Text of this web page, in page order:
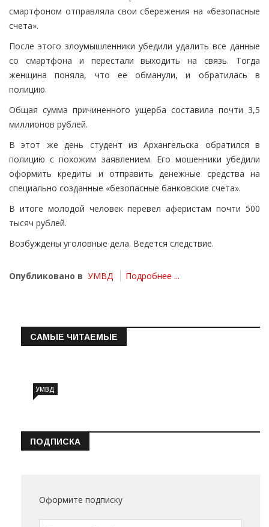
смартфоном отправляла свои сбережения на «безопасные
счета».
После этого злоумышленники убедили удалить все данные
со смартфона и перестали выходить на связь. Тогда
женщина поняла, что ее обманули, и обратилась в
полицию.
Общая сумма причиненного ущерба составила почти 3,5
миллионов рублей.
В этот же день студент из Архангельска обратился в
полицию с похожим заявлением. Его мошенники убедили
оформить кредиты и отправить денежные средства на
специально созданные «безопасные банковские счета».
В итоге молодой человек перевел аферистам почти 500
тысяч рублей.
Возбуждены уголовные дела. Ведется следствие.
Опубликовано в УМВД Подробнее ...
САМЫЕ ЧИТАЕМЫЕ
УМВД
ПОДПИСКА
Оформите подписку